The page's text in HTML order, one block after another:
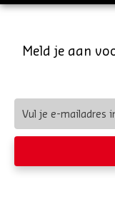
Meld je aan